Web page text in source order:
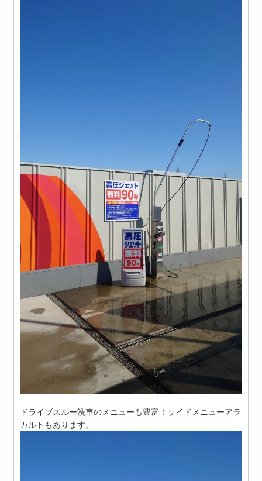
ドライブスルー洗車のメニューも豊富！サイドメニューアラ
カルトもあります。